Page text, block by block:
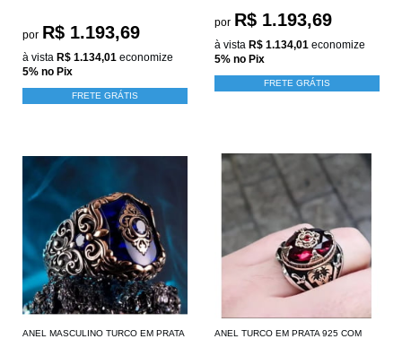
por R$ 1.193,69
à vista R$ 1.134,01 economize
5% no Pix
FRETE GRÁTIS
por R$ 1.193,69
à vista R$ 1.134,01 economize
5% no Pix
FRETE GRÁTIS
ANEL MASCULINO TURCO EM PRATA
ANEL TURCO EM PRATA 925 COM